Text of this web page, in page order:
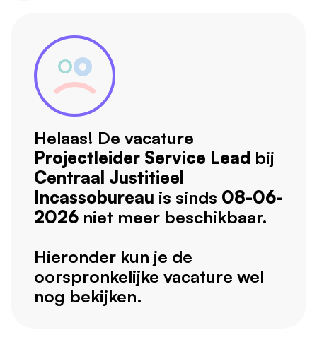
Helaas! De vacature
Projectleider Service Lead bij
Centraal Justitieel
Incassobureau is sinds 08-06-
2026 niet meer beschikbaar.
Hieronder kun je de
oorspronkelijke vacature wel
nog bekijken.